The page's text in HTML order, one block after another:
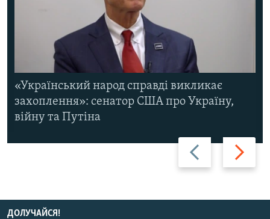
Назад Вперед
«Український народ справді викликає
захоплення»: сенатор США про Україну,
війну та Путіна
ДОЛУЧАЙСЯ!